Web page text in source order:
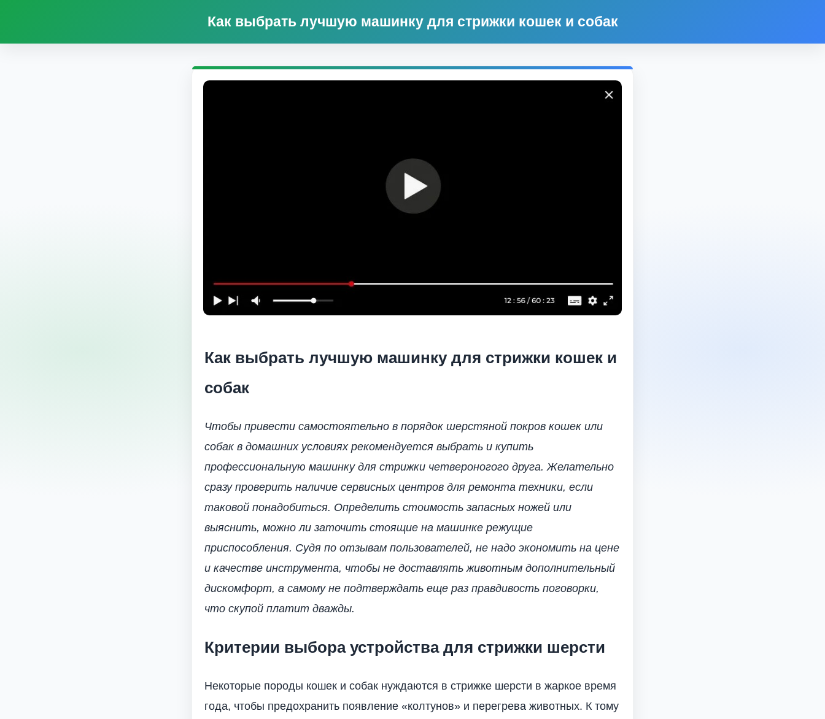
Как выбрать лучшую машинку для стрижки кошек и собак
Как выбрать лучшую машинку для стрижки кошек и
собак
Чтобы привести самостоятельно в порядок шерстяной покров кошек или
собак в домашних условиях рекомендуется выбрать и купить
профессиональную машинку для стрижки четвероногого друга. Желательно
сразу проверить наличие сервисных центров для ремонта техники, если
таковой понадобиться. Определить стоимость запасных ножей или
выяснить, можно ли заточить стоящие на машинке режущие
приспособления. Судя по отзывам пользователей, не надо экономить на цене
и качестве инструмента, чтобы не доставлять животным дополнительный
дискомфорт, а самому не подтверждать еще раз правдивость поговорки,
что скупой платит дважды.
Критерии выбора устройства для стрижки шерсти
Некоторые породы кошек и собак нуждаются в стрижке шерсти в жаркое время
года, чтобы предохранить появление «колтунов» и перегрева животных. К тому